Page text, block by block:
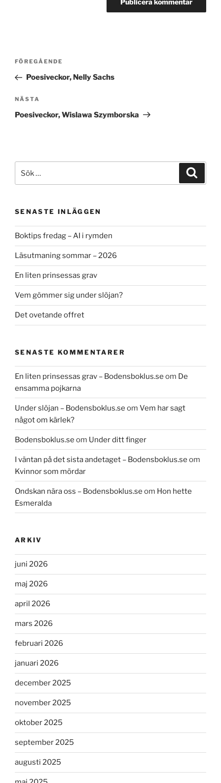
Inläggsnavigering
Föregående
inlägg
FÖREGÅENDE
Poesiveckor, Nelly Sachs
Nästa
inlägg
NÄSTA
Poesiveckor, Wislawa Szymborska
efter:
SENASTE INLÄGGEN
Boktips fredag – AI i rymden
Läsutmaning sommar – 2026
En liten prinsessas grav
Vem gömmer sig under slöjan?
Det ovetande offret
SENASTE KOMMENTARER
En liten prinsessas grav – Bodensboklus.se om De
ensamma pojkarna
Under slöjan – Bodensboklus.se om Vem har sagt
något om kärlek?
Bodensboklus.se om Under ditt finger
I väntan på det sista andetaget – Bodensboklus.se om
Kvinnor som mördar
Ondskan nära oss – Bodensboklus.se om Hon hette
Esmeralda
ARKIV
juni 2026
maj 2026
april 2026
mars 2026
februari 2026
januari 2026
december 2025
november 2025
oktober 2025
september 2025
augusti 2025